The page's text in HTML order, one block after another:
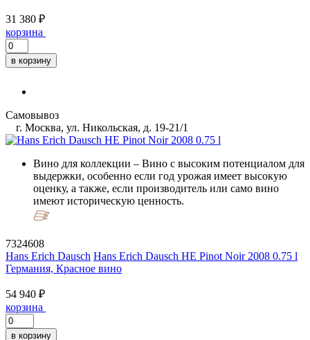
31 380 ₽
корзина
в корзину
Самовывоз
г. Москва, ул. Никольская, д. 19-21/1
Вино для коллекции – Вино с высоким потенциалом для
выдержки, особенно если год урожая имеет высокую
оценку, а также, если производитель или само вино
имеют историческую ценность.
7324608
Hans Erich Dausch Hans Erich Dausch HE Pinot Noir 2008 0.75 l
Германия, Красное вино
54 940 ₽
корзина
в корзину